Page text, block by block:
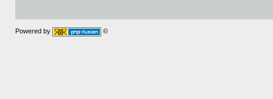
Powered by ©